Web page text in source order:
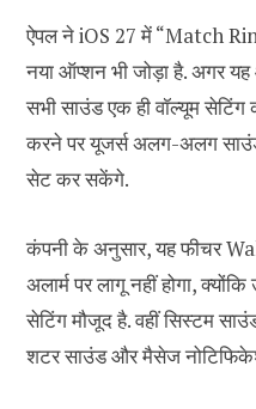
ऐपल ने iOS 27 में “Match
नया ऑप्शन भी जोड़ा है. अगर
सभी साउंड एक ही वॉल्यूम
करने पर यूजर्स अलग-अलग
सेट कर सकेंगे.
कंपनी के अनुसार, यह फीचर
अलार्म पर लागू नहीं होगा,
सेटिंग मौजूद है. वहीं सिस्टम
शटर साउंड और मैसेज